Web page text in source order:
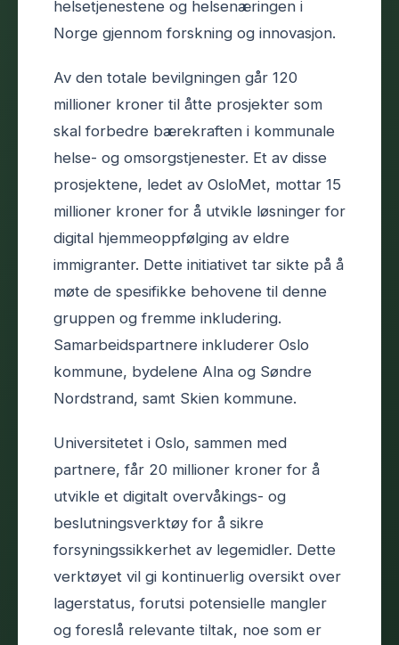
helsetjenestene og helsenæringen i
Norge gjennom forskning og innovasjon.
Av den totale bevilgningen går 120
millioner kroner til åtte prosjekter som
skal forbedre bærekraften i kommunale
helse- og omsorgstjenester. Et av disse
prosjektene, ledet av OsloMet, mottar 15
millioner kroner for å utvikle løsninger for
digital hjemmeoppfølging av eldre
immigranter. Dette initiativet tar sikte på å
møte de spesifikke behovene til denne
gruppen og fremme inkludering.
Samarbeidspartnere inkluderer Oslo
kommune, bydelene Alna og Søndre
Nordstrand, samt Skien kommune.
Universitetet i Oslo, sammen med
partnere, får 20 millioner kroner for å
utvikle et digitalt overvåkings- og
beslutningsverktøy for å sikre
forsyningssikkerhet av legemidler. Dette
verktøyet vil gi kontinuerlig oversikt over
lagerstatus, forutsi potensielle mangler
og foreslå relevante tiltak, noe som er